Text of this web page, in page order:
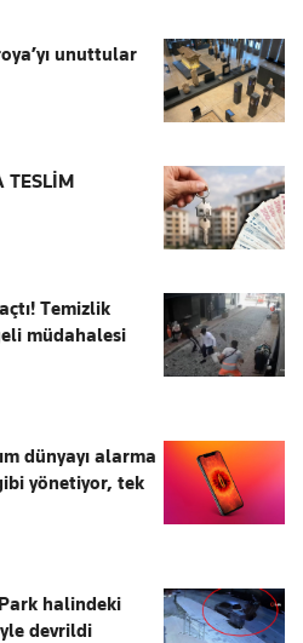
unuttular
TESLİM
Temizlik
müdahalesi
dünyayı alarma
yönetiyor, tek
halindeki
devrildi